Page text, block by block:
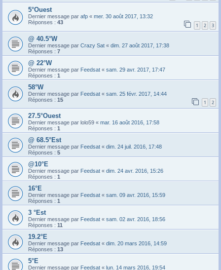
5°Ouest
Dernier message par afp « mer. 30 août 2017, 13:32
Réponses : 43 1 2 3
@ 40.5°W
Dernier message par Crazy Sat « dim. 27 août 2017, 17:38
Réponses : 7
@ 22°W
Dernier message par Feedsat « sam. 29 avr. 2017, 17:47
Réponses : 1
58°W
Dernier message par Feedsat « sam. 25 févr. 2017, 14:44
Réponses : 15 1 2
27.5°Ouest
Dernier message par lolo59 « mar. 16 août 2016, 17:58
Réponses : 1
@ 68.5°Est
Dernier message par Feedsat « dim. 24 juil. 2016, 17:48
Réponses : 5
@10°E
Dernier message par Feedsat « dim. 24 avr. 2016, 15:26
Réponses : 1
16°E
Dernier message par Feedsat « sam. 09 avr. 2016, 15:59
Réponses : 1
3 °Est
Dernier message par Feedsat « sam. 02 avr. 2016, 18:56
Réponses : 11
19.2°E
Dernier message par Feedsat « dim. 20 mars 2016, 14:59
Réponses : 13
5°E
Dernier message par Feedsat « lun. 14 mars 2016, 19:54